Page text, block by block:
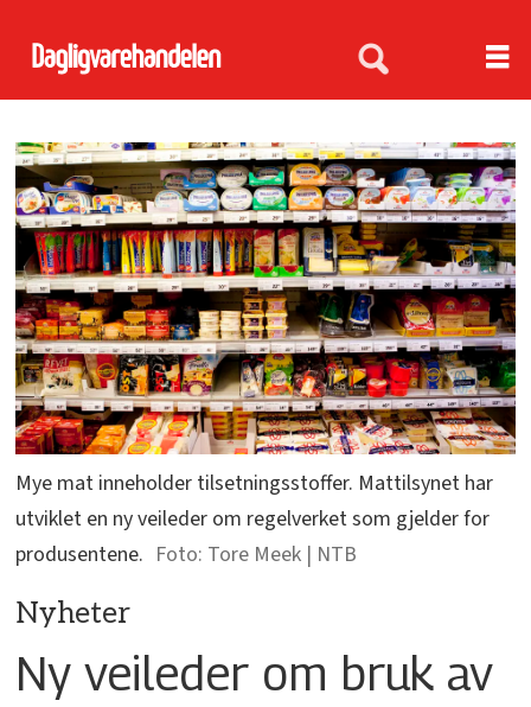
Mye mat inneholder tilsetningsstoffer. Mattilsynet har
utviklet en ny veileder om regelverket som gjelder for
produsentene.
Tore Meek | NTB
Nyheter
Ny veileder om bruk av